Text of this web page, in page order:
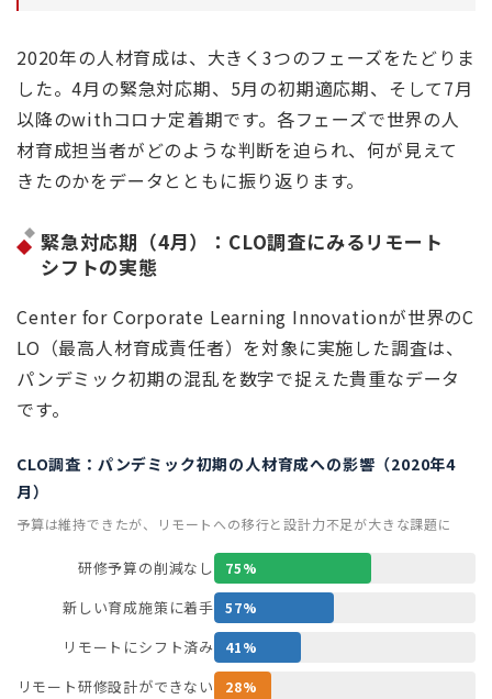
2020年の人材育成は、大きく3つのフェーズをたどりま
した。4月の緊急対応期、5月の初期適応期、そして7月
以降のwithコロナ定着期です。各フェーズで世界の人
材育成担当者がどのような判断を迫られ、何が見えて
きたのかをデータとともに振り返ります。
緊急対応期（4月）：CLO調査にみるリモート
シフトの実態
Center for Corporate Learning Innovationが世界のC
LO（最高人材育成責任者）を対象に実施した調査は、
パンデミック初期の混乱を数字で捉えた貴重なデータ
です。
CLO調査：パンデミック初期の人材育成への影響（2020年4
月）
予算は維持できたが、リモートへの移行と設計力不足が大きな課題に
研修予算の削減なし 75%
新しい育成施策に着手 57%
リモートにシフト済み 41%
リモート研修設計ができない 28%